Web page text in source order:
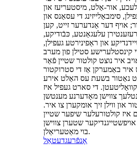
אור-אַלט, מיסטעריעז און
סימבאַלייזינג די עסאַנס און
אויף דער אַנדערער זייט, קען
עלעגאַנטע, כּבֿודיקע,
און ראַפינירטע געפילן,
קינסטלערישע סטילן פון מערב
איר נוצט קולטור שטיין פֿאַר
איר באַמערקן אַז די סטרוקטור
נאַטור בשעת עס האַלט אירע
די סארט געפיל איז
צווישן מאָדערנע מענטשן
און ווילן זיך אומקערן צו איר.
איז קולטורעלער שיפער שטיין
שטערן צווישן
בוי מאַטעריאַלן.
אָנפֿרעגדעטאַל